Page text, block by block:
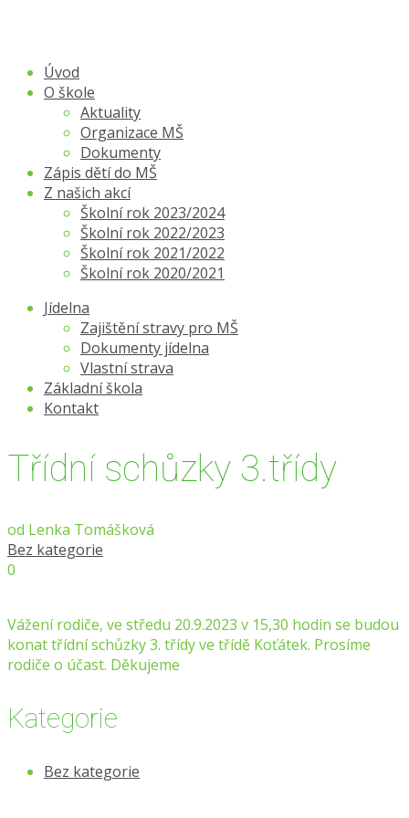
Úvod
O škole
Aktuality
Organizace MŠ
Dokumenty
Zápis dětí do MŠ
Z našich akcí
Školní rok 2023/2024
Školní rok 2022/2023
Školní rok 2021/2022
Školní rok 2020/2021
Jídelna
Zajištění stravy pro MŠ
Dokumenty jídelna
Vlastní strava
Základní škola
Kontakt
Třídní schůzky 3.třídy
od Lenka Tomášková
Bez kategorie
0
Vážení rodiče, ve středu 20.9.2023 v 15,30 hodin se budou
konat třídní schůzky 3. třídy ve třídě Koťátek. Prosíme
rodiče o účast. Děkujeme
Kategorie
Bez kategorie